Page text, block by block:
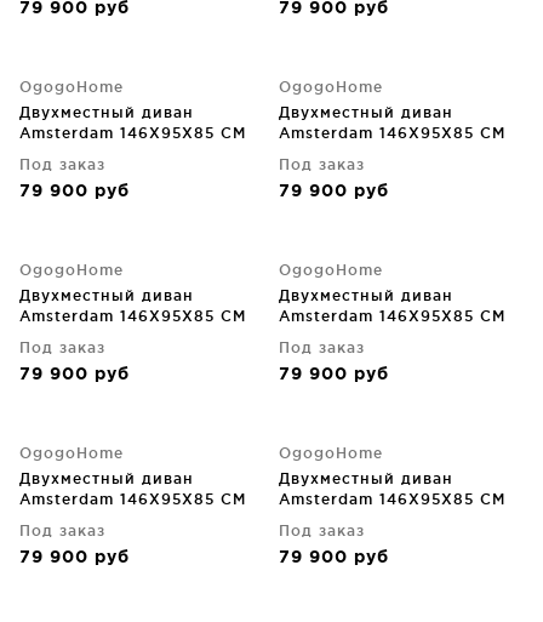
79 900 руб 79 900 руб
OgogoHome
Двухместный диван
Amsterdam 146X95X85 CM
Под заказ
79 900 руб
OgogoHome
Двухместный диван
Amsterdam 146X95X85 CM
Под заказ
79 900 руб
OgogoHome
Двухместный диван
Amsterdam 146X95X85 CM
Под заказ
79 900 руб
OgogoHome
Двухместный диван
Amsterdam 146X95X85 CM
Под заказ
79 900 руб
OgogoHome
Двухместный диван
Amsterdam 146X95X85 CM
Под заказ
79 900 руб
OgogoHome
Двухместный диван
Amsterdam 146X95X85 CM
Под заказ
79 900 руб